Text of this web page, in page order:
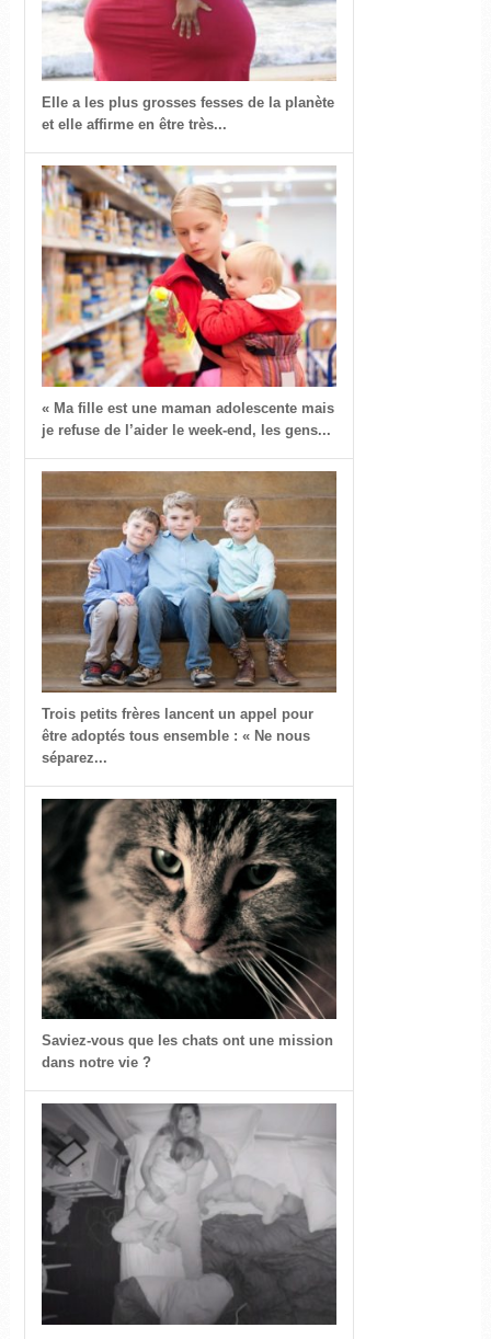
Elle a les plus grosses fesses de la planète
et elle affirme en être très...
« Ma fille est une maman adolescente mais
je refuse de l’aider le week-end, les gens...
Trois petits frères lancent un appel pour
être adoptés tous ensemble : « Ne nous
séparez...
Saviez-vous que les chats ont une mission
dans notre vie ?